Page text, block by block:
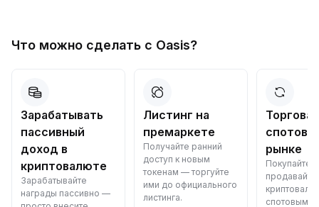
Что можно сделать с Oasis?
Зарабатывать
пассивный
доход в
криптовалюте
Зарабатывайте
награды пассивно —
Листинг на
премаркете
Получайте ранний
доступ к новым
токенам — торгуйте
ими до официального
листинга.
рынке
Покупайте и
продавайте
спотовым